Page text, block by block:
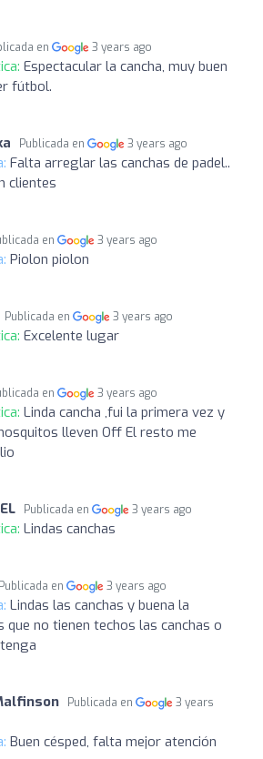
en 3 years ago
Espectacular la cancha, muy buen
fútbol.
Publicada en 3 years ago
Falta arreglar las canchas de padel..
clientes
en 3 years ago
Piolon piolon
Publicada en 3 years ago
Excelente lugar
en 3 years ago
Linda cancha ,fui la primera vez y
lleven Off El resto me
Publicada en 3 years ago
Lindas canchas
Publicada en 3 years ago
Lindas las canchas y buena la
que no tienen techos las canchas o
Publicada en
3 years
Buen césped, falta mejor atención